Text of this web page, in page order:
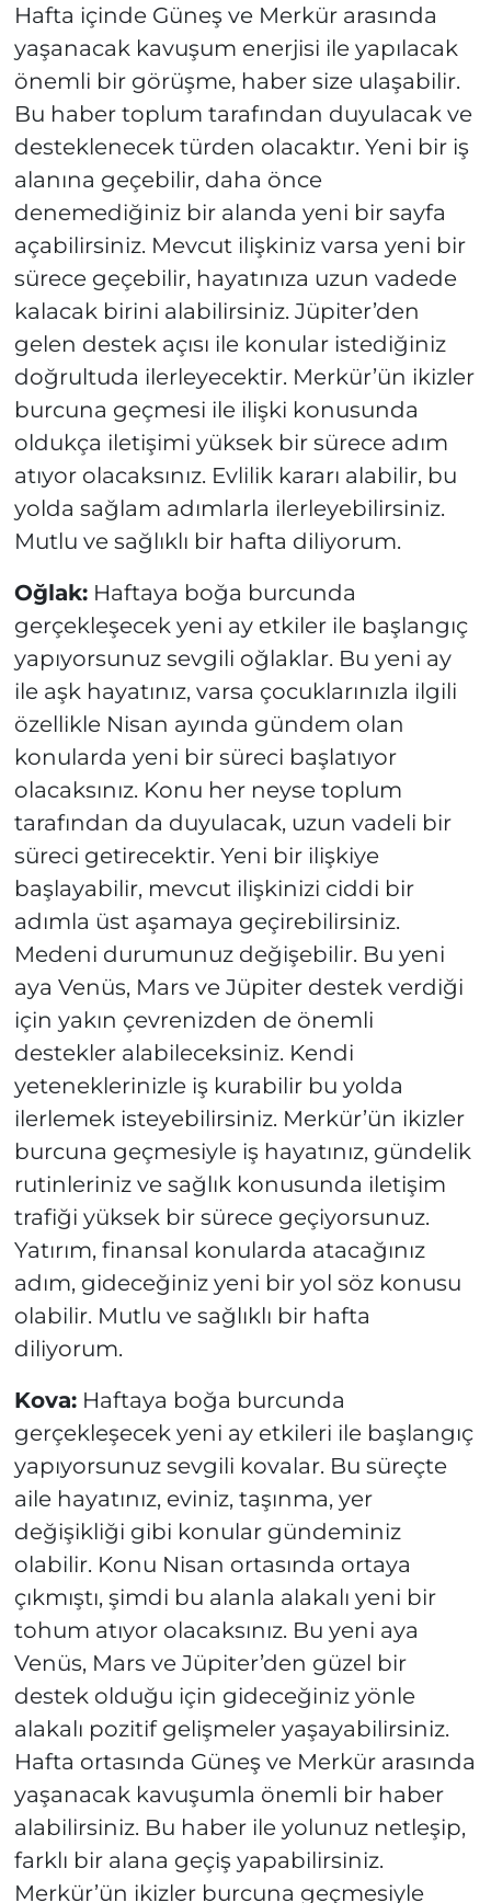
Hafta içinde Güneş ve Merkür arasında
yaşanacak kavuşum enerjisi ile yapılacak
önemli bir görüşme, haber size ulaşabilir.
Bu haber toplum tarafından duyulacak ve
desteklenecek türden olacaktır. Yeni bir iş
alanına geçebilir, daha önce
denemediğiniz bir alanda yeni bir sayfa
açabilirsiniz. Mevcut ilişkiniz varsa yeni bir
sürece geçebilir, hayatınıza uzun vadede
kalacak birini alabilirsiniz. Jüpiter’den
gelen destek açısı ile konular istediğiniz
doğrultuda ilerleyecektir. Merkür’ün ikizler
burcuna geçmesi ile ilişki konusunda
oldukça iletişimi yüksek bir sürece adım
atıyor olacaksınız. Evlilik kararı alabilir, bu
yolda sağlam adımlarla ilerleyebilirsiniz.
Mutlu ve sağlıklı bir hafta diliyorum.
Oğlak:Haftaya boğa burcunda
gerçekleşecek yeni ay etkiler ile başlangıç
yapıyorsunuz sevgili oğlaklar. Bu yeni ay
ile aşk hayatınız, varsa çocuklarınızla ilgili
özellikle Nisan ayında gündem olan
konularda yeni bir süreci başlatıyor
olacaksınız. Konu her neyse toplum
tarafından da duyulacak, uzun vadeli bir
süreci getirecektir. Yeni bir ilişkiye
başlayabilir, mevcut ilişkinizi ciddi bir
adımla üst aşamaya geçirebilirsiniz.
Medeni durumunuz değişebilir. Bu yeni
aya Venüs, Mars ve Jüpiter destek verdiği
için yakın çevrenizden de önemli
destekler alabileceksiniz. Kendi
yeteneklerinizle iş kurabilir bu yolda
ilerlemek isteyebilirsiniz. Merkür’ün ikizler
burcuna geçmesiyle iş hayatınız, gündelik
rutinleriniz ve sağlık konusunda iletişim
trafiği yüksek bir sürece geçiyorsunuz.
Yatırım, finansal konularda atacağınız
adım, gideceğiniz yeni bir yol söz konusu
olabilir. Mutlu ve sağlıklı bir hafta
diliyorum.
Kova:Haftaya boğa burcunda
gerçekleşecek yeni ay etkileri ile başlangıç
yapıyorsunuz sevgili kovalar. Bu süreçte
aile hayatınız, eviniz, taşınma, yer
değişikliği gibi konular gündeminiz
olabilir. Konu Nisan ortasında ortaya
çıkmıştı, şimdi bu alanla alakalı yeni bir
tohum atıyor olacaksınız. Bu yeni aya
Venüs, Mars ve Jüpiter’den güzel bir
destek olduğu için gideceğiniz yönle
alakalı pozitif gelişmeler yaşayabilirsiniz.
Hafta ortasında Güneş ve Merkür arasında
yaşanacak kavuşumla önemli bir haber
alabilirsiniz. Bu haber ile yolunuz netleşip,
farklı bir alana geçiş yapabilirsiniz.
Merkür’ün ikizler burcuna geçmesiyle